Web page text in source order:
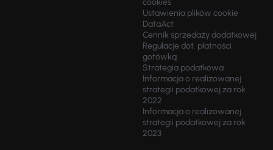
cookies
Ustawienia plików cookie
DataAct
Cennik sprzedaży dodatkowej
Regulacje dot. płatności
gotówką
Strategia podatkowa
Informacja o realizowanej
strategii podatkowej za rok
2022
Informacja o realizowanej
strategii podatkowej za rok
2023